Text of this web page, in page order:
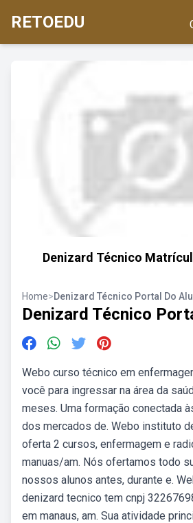
RETOEDU
Denizard Técnico
Home>Denizard Técnico Portal Do
Denizard Técnico
Webo curso técnico em
você para ingressar na área da
meses. Uma formação conectada
dos mercados de. Webo instituto
oferta 2 cursos, enfermagem e
manuas/am. Nós ofertamos todo
nossos alunos antes, durante e.
denizard tecnico tem cnpj
em manaus, am. Sua atividade